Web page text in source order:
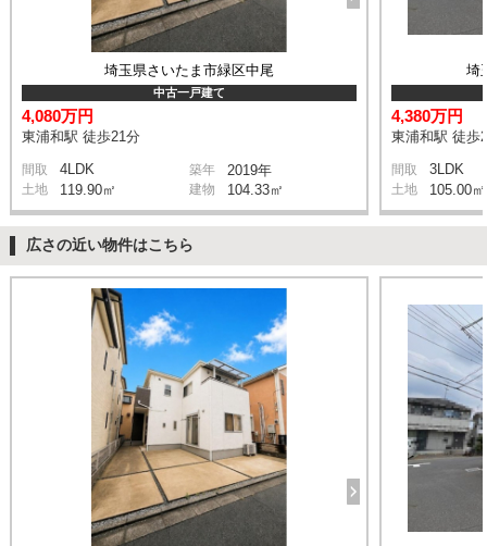
埼玉県さいたま市緑区中尾
中古一戸建て
4,080万円
東浦和駅 徒歩21分
間取 4LDK 築年 2019年
土地 119.90㎡ 建物 104.33㎡
埼
4,380万円
東浦和駅 徒歩
間取 3LDK
土地 105.00㎡
広さの近い物件はこちら